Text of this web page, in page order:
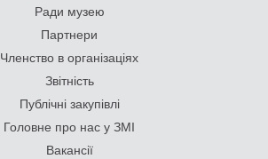
Ради музею
Партнери
Членство в організаціях
Звітність
Публічні закупівлі
Головне про нас у ЗМІ
Вакансії